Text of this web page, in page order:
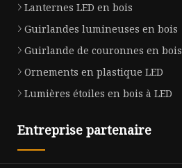
Lanternes LED en bois
Guirlandes lumineuses en bois
Guirlande de couronnes en bois
Ornements en plastique LED
Lumières étoiles en bois à LED
Entreprise partenaire